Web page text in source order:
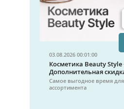
03.08.2026 00:01:00
Косметика Beauty Style
Дополнительная
Самое выгодное время
ассортимента